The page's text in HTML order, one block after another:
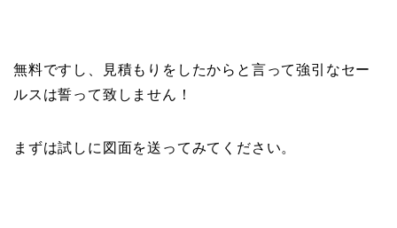
無料ですし、見積もりをしたからと言って強引なセー
ルスは誓って致しません！
まずは試しに図面を送ってみてください。